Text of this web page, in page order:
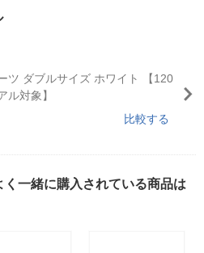
ツ ダブルサイズ ホワイト 【120
ル対象】
比較する
一緒に購入されている商品は